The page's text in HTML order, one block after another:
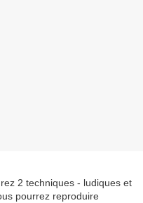
2 techniques - ludiques et
pourrez reproduire